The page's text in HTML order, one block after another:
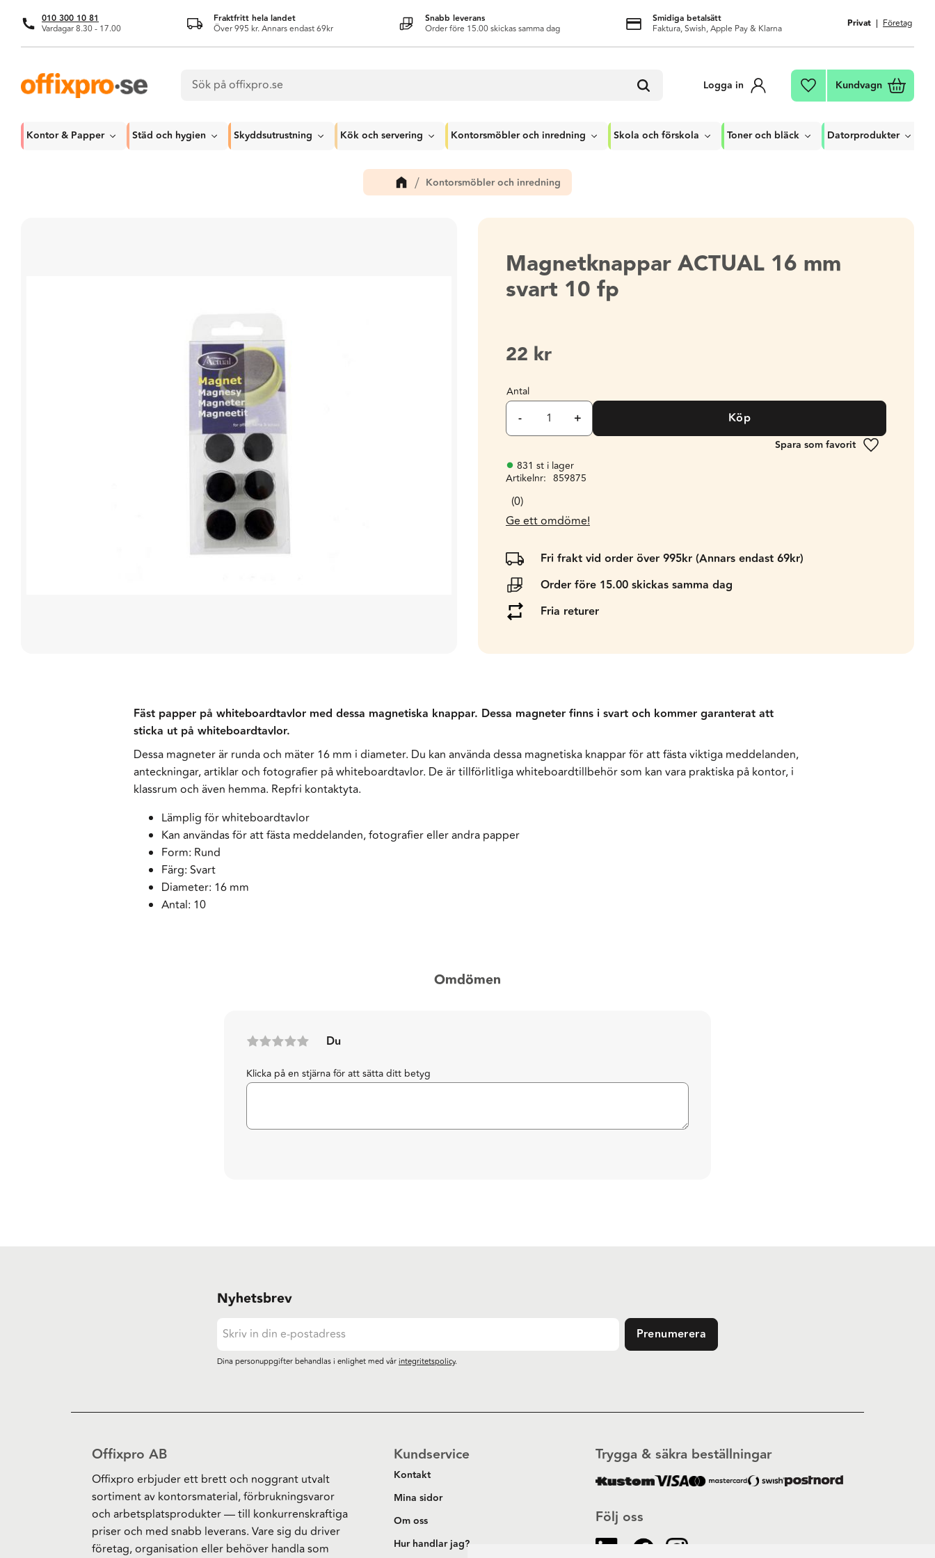
010 300 10 81
Vardagar 8.30 - 17.00
Fraktfritt hela landet
Över 995 kr. Annars endast 69kr
Snabb leverans
Order före 15.00 skickas samma dag
Smidiga betalsätt
Faktura, Swish, Apple Pay & Klarna Privat Företag
Logga in Favoriter
Kundvagn
Kontor & Papper Städ och hygien Skyddsutrustning Kök och servering Kontorsmöbler och inredning Skola och förskola Toner och bläck Datorprodukter
Kontorsmöbler och inredning
Magnetknappar ACTUAL 16 mm
svart 10 fp
22 kr
Antal
+
- Köp
Lägg till i
831 st i lager
Artikelnr
859875
0
Ge ett omdöme!
Fri frakt vid order över 995kr (Annars endast 69kr)
Order före 15.00 skickas samma dag
Fria returer
Fäst papper på whiteboardtavlor med dessa magnetiska knappar. Dessa magneter finns i svart och kommer garanterat att
sticka ut på whiteboardtavlor.
Dessa magneter är runda och mäter 16 mm i diameter. Du kan använda dessa magnetiska knappar för att fästa viktiga meddelanden,
anteckningar, artiklar och fotografier på whiteboardtavlor. De är tillförlitliga whiteboardtillbehör som kan vara praktiska på kontor, i
klassrum och även hemma. Repfri kontaktyta.
Lämplig för whiteboardtavlor
Kan användas för att fästa meddelanden, fotografier eller andra papper
Form: Rund
Färg: Svart
Diameter: 16 mm
Antal: 10
Omdömen
Du
Klicka på en stjärna för att sätta ditt betyg
Nyhetsbrev
Prenumerera
Dina personuppgifter behandlas i enlighet med vårintegritetspolicy.
Offixpro AB
Offixpro erbjuder ett brett och noggrant utvalt
sortiment av kontorsmaterial, förbrukningsvaror
och arbetsplatsprodukter — till konkurrenskraftiga
priser och med snabb leverans. Vare sig du driver
företag, organisation eller behöver handla som
Kundservice
Kontakt
Mina sidor
Om oss
Hur handlar jag?
Följ oss
Trygga & säkra beställningar